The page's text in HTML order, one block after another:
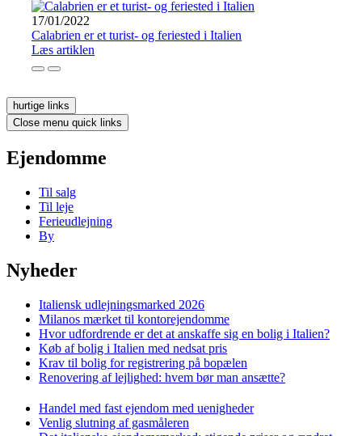
17/01/2022
Calabrien er et turist- og feriested i Italien
Læs artiklen
hurtige links
Close menu quick links
Ejendomme
Til salg
Til leje
Ferieudlejning
By
Nyheder
Italiensk udlejningsmarked 2026
Milanos mærket til kontorejendomme
Hvor udfordrende er det at anskaffe sig en bolig i Italien?
Køb af bolig i Italien med nedsat pris
Krav til bolig for registrering på bopælen
Renovering af lejlighed: hvem bør man ansætte?
Handel med fast ejendom med uenigheder
Venlig slutning af gasmåleren